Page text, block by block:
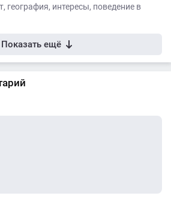
география, интересы, поведение в
Показать ещё